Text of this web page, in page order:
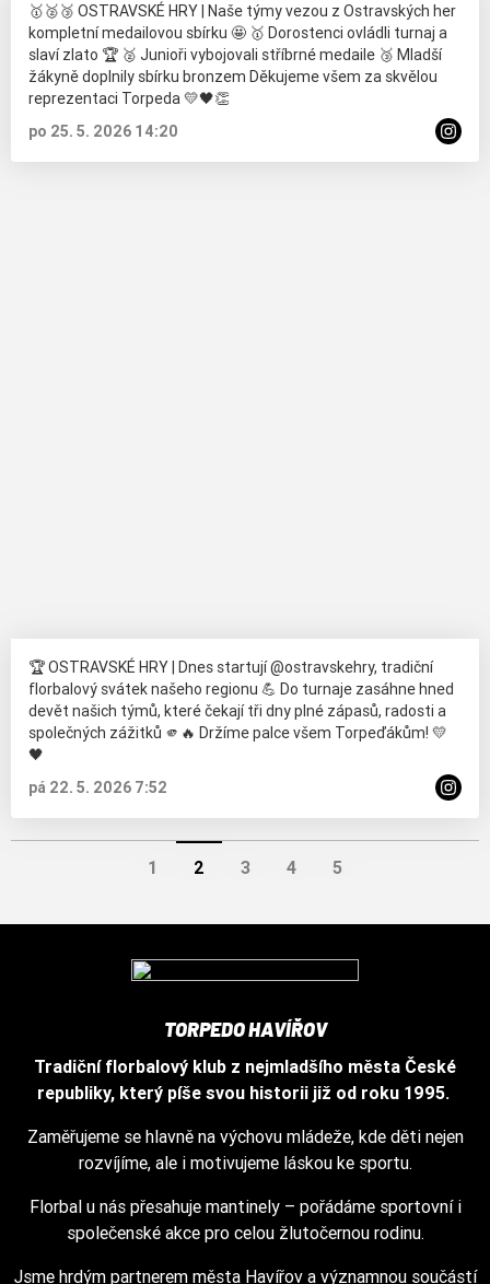
🥇🥈🥉 OSTRAVSKÉ HRY | Naše týmy vezou z Ostravských her
kompletní medailovou sbírku 🤩 🥇 Dorostenci ovládli turnaj a
slaví zlato 🏆 🥈 Junioři vybojovali stříbrné medaile 🥉 Mladší
žákyně doplnily sbírku bronzem Děkujeme všem za skvělou
reprezentaci Torpeda 💛🖤👏
po 25. 5. 2026 14:20
🏆 OSTRAVSKÉ HRY | Dnes startují @ostravskehry, tradiční
florbalový svátek našeho regionu 💪 Do turnaje zasáhne hned
devět našich týmů, které čekají tři dny plné zápasů, radosti a
společných zážitků 🫵🔥 Držíme palce všem Torpeďákům! 💛
🖤
pá 22. 5. 2026 7:52
1 2 3 4 5
TORPEDO HAVÍŘOV
Tradiční florbalový klub z nejmladšího města České
republiky, který píše svou historii již od roku 1995.
Zaměřujeme se hlavně na výchovu mládeže, kde děti nejen
rozvíjíme, ale i motivujeme láskou ke sportu.
Florbal u nás přesahuje mantinely – pořádáme sportovní i
společenské akce pro celou žlutočernou rodinu.
Jsme hrdým partnerem města Havířov a významnou součástí